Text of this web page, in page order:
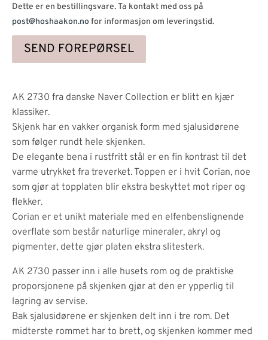
Dette er en bestillingsvare. Ta kontakt med oss på
post@hoshaakon.no for informasjon om leveringstid.
SEND FOREPØRSEL
AK 2730 fra danske Naver Collection er blitt en kjær
klassiker.
Skjenk har en vakker organisk form med sjalusidørene
som følger rundt hele skjenken.
De elegante bena i rustfritt stål er en fin kontrast til det
varme utrykket fra treverket. Toppen er i hvit Corian, noe
som gjør at topplaten blir ekstra beskyttet mot riper og
flekker.
Corian er et unikt materiale med en elfenbenslignende
overflate som består naturlige mineraler, akryl og
pigmenter, dette gjør platen ekstra slitesterk.
AK 2730 passer inn i alle husets rom og de praktiske
proporsjonene på skjenken gjør at den er ypperlig til
lagring av servise.
Bak sjalusidørene er skjenken delt inn i tre rom. Det
midterste rommet har to brett, og skjenken kommer med